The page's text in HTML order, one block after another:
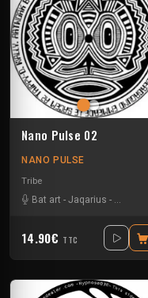
Nano Pulse 02
NANO PULSE
Tribe
Bat art - Jaqarius - Les
14.90€ TTC